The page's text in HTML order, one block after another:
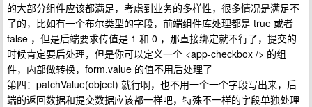
的大部分组件应该都满足，考虑到业务的多样性，很多情况是满足不
了的，比如有一个布尔类型的字段，前端组件库处理都是 true 或者
false ，但是后端要求传值是 1 和 0 ，那直接绑定就不行了，提交的
时候肯定要后处理，但是你可以定义一个 <app-checkbox /> 的组
件，内部做转换，form.value 的值不用后处理了
第四：patchValue(object) 就行啊，也不用一个一个字段写出来，后
端的返回数据和提交数据应该都一样吧，特殊不一样的字段单独处理